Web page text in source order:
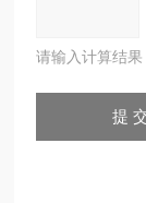
请输入计算结